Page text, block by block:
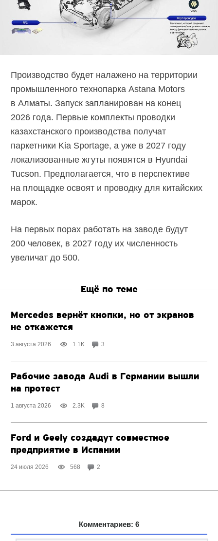
Производство будет налажено на территории
промышленного технопарка Astana Motors
в Алматы. Запуск запланирован на конец
2026 года. Первые комплекты проводки
казахстанского производства получат
паркетники Kia Sportage, а уже в 2027 году
локализованные жгуты появятся в Hyundai
Tucson. Предполагается, что в перспективе
на площадке освоят и проводку для китайских
марок.
На первых порах работать на заводе будут
200 человек, в 2027 году их численность
увеличат до 500.
Ещё по теме
Mercedes вернёт кнопки, но от экранов
не откажется
3 августа 2026 1.1K 3
Рабочие завода Audi в Германии вышли
на протест
1 августа 2026 2.3K 8
Ford и Geely создадут совместное
предприятие в Испании
24 июля 2026 568 2
Комментариев: 6